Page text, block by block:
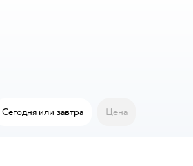
Сегодня или завтра Цена